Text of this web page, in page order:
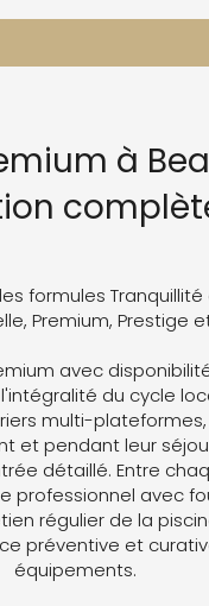
à
formules
Premium, Prestige
avec
du cycle
multi-
et pendant leur
détaillé. Entre
professionnel avec
régulier de la
préventive et
équipements.